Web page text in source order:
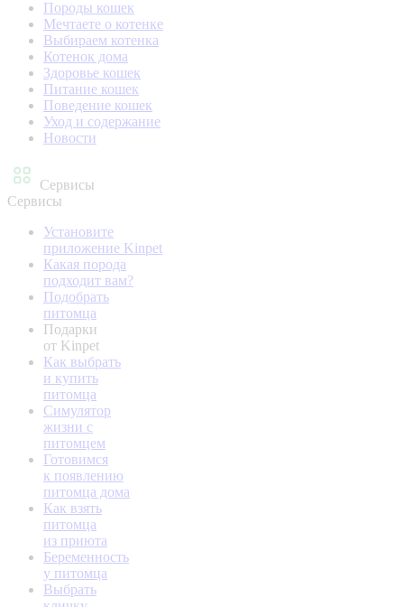
Породы кошек
Мечтаете о котенке
Выбираем котенка
Котенок дома
Здоровье кошек
Питание кошек
Поведение кошек
Уход и содержание
Новости
Сервисы
Сервисы
Установите
приложение Kinpet
Какая порода
подходит вам?
Подобрать
питомца
Подарки
от Kinpet
Как выбрать
и купить
питомца
Симулятор
жизни с
питомцем
Готовимся
к появлению
питомца дома
Как взять
питомца
из приюта
Беременность
у питомца
Выбрать